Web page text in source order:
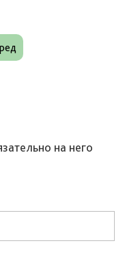
на него